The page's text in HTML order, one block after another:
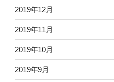
2019年12月
2019年11月
2019年10月
2019年9月